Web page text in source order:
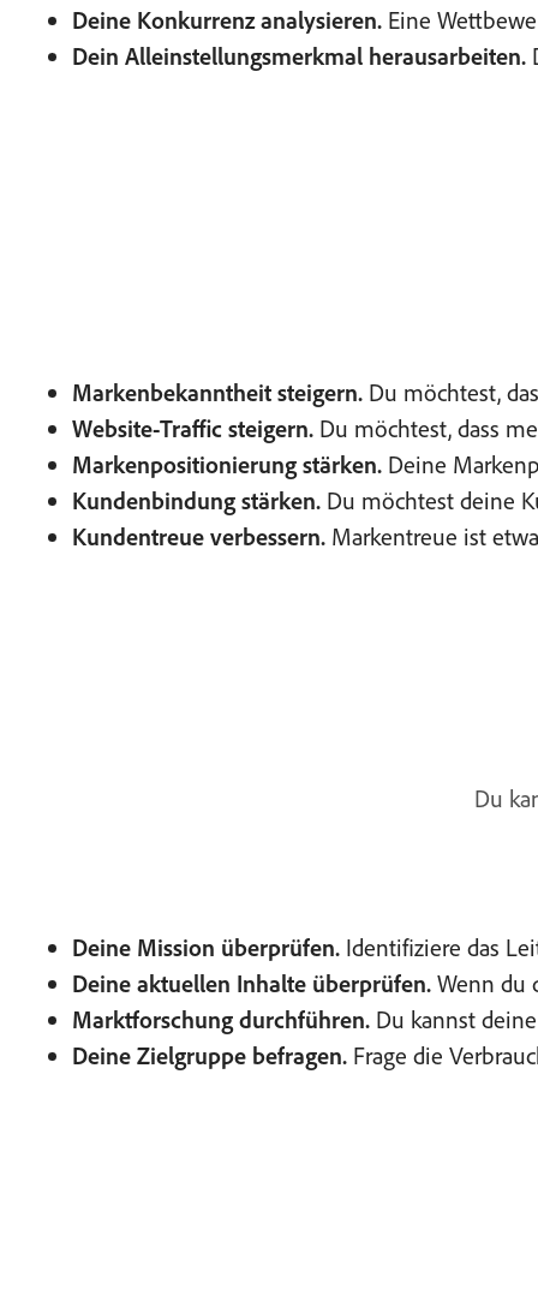
Deine Konkurrenz analysieren. Eine
Dein Alleinstellungsmerkmal herausarbeiten.
Markenbekanntheit steigern. Du möchtest,
Website-Traffic steigern. Du möchtest, dass
Markenpositionierung stärken. Deine
Kundenbindung stärken. Du möchtest deine
Kundentreue verbessern. Markentreue ist
Du
Deine Mission überprüfen. Identifiziere das
Deine aktuellen Inhalte überprüfen. Wenn du
Marktforschung durchführen. Du kannst
Deine Zielgruppe befragen. Frage die